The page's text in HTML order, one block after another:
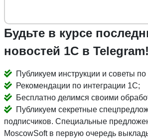
Будьте в курсе
новостей 1С в Telegram!
Публикуем инструкции и советы
Рекомендации по интеграции 1С;
Бесплатно делимся своими
Публикуем секретные
подписчиков. Специальные
MoscowSoft в первую очередь